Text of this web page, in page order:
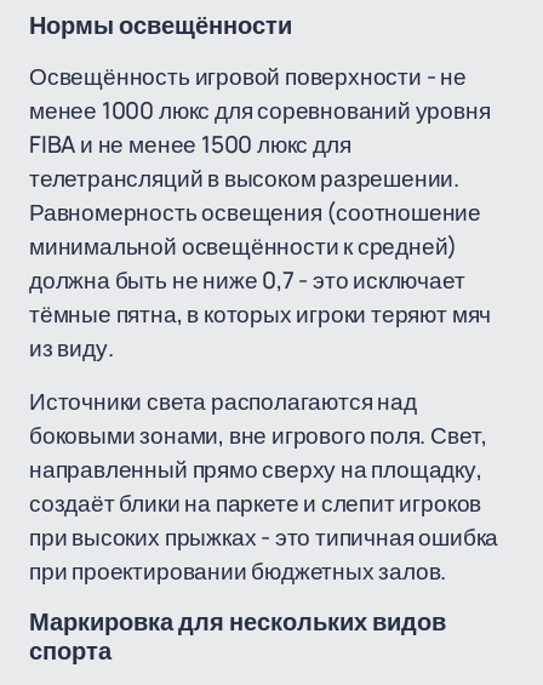
Нормы освещённости
Освещённость игровой поверхности - не
менее 1000 люкс для соревнований уровня
FIBA и не менее 1500 люкс для
телетрансляций в высоком разрешении.
Равномерность освещения (соотношение
минимальной освещённости к средней)
должна быть не ниже 0,7 - это исключает
тёмные пятна, в которых игроки теряют мяч
из виду.
Источники света располагаются над
боковыми зонами, вне игрового поля. Свет,
направленный прямо сверху на площадку,
создаёт блики на паркете и слепит игроков
при высоких прыжках - это типичная ошибка
при проектировании бюджетных залов.
Маркировка для нескольких видов
спорта